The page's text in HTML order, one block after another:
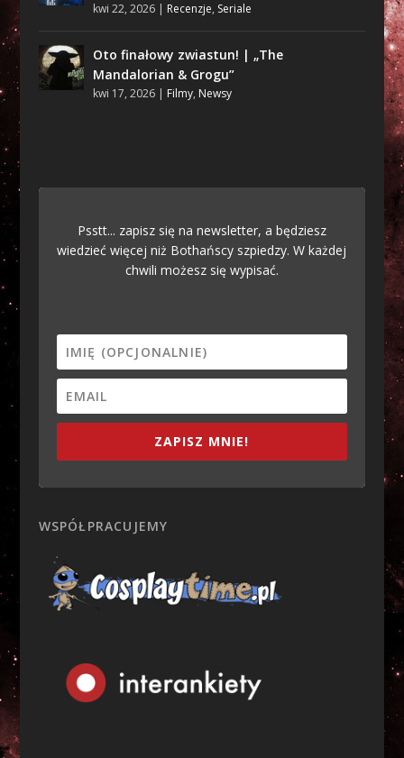
kwi 22, 2026| Recenzje, Seriale
Oto finałowy zwiastun! | „The
Mandalorian & Grogu”
kwi 17, 2026| Filmy, Newsy
Psstt... zapisz się na newsletter, a będziesz
wiedzieć więcej niż Bothańscy szpiedzy. W każdej
chwili możesz się wypisać.
ZAPISZ MNIE!
WSPÓŁPRACUJEMY